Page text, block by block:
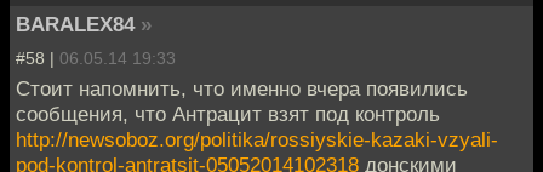
BARALEX84 »
#58 | 06.05.14 19:33
Стоит напомнить, что именно вчера появились
сообщения, что Антрацит взят под контроль
http://newsoboz.org/politika/rossiyskie-kazaki-vzyali-
pod-kontrol-antratsit-05052014102318 донскими